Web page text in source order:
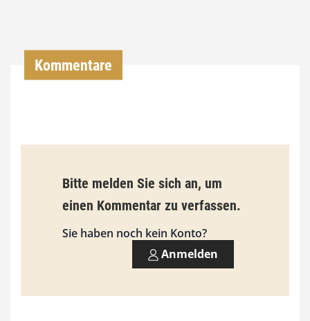
9
3
0
0
Kommentare
Bitte melden Sie sich an, um
einen Kommentar zu verfassen.
Sie haben noch kein Konto?
Anmelden